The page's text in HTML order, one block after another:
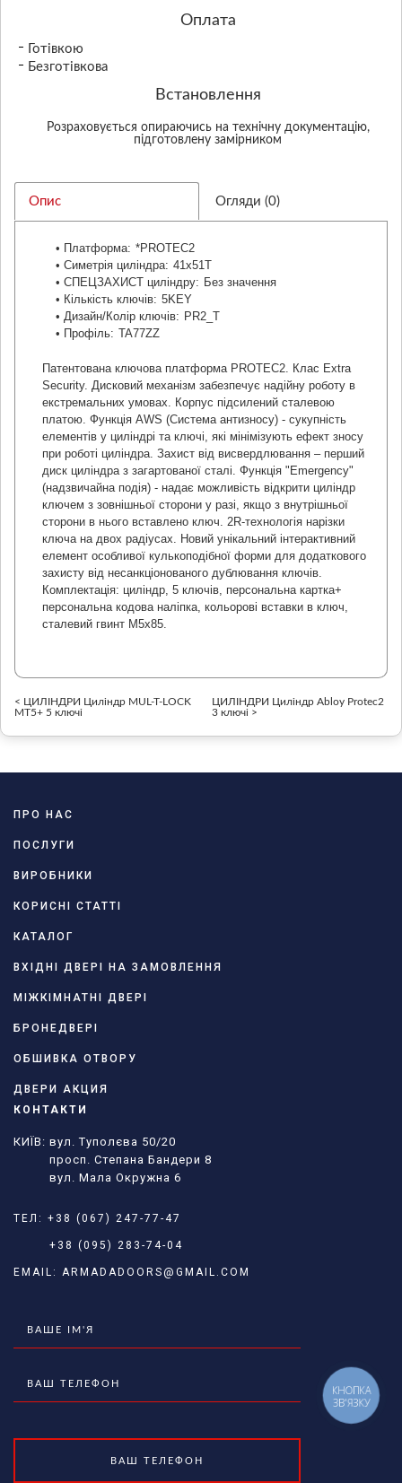
Оплата
Готівкою
Безготівкова
Встановлення
Розраховується опираючись на технічну документацію,
підготовлену замірником
Опис Огляди (0)
• Платформа: *PROTEC2
• Симетрія циліндра: 41x51T
• СПЕЦЗАХИСТ циліндру: Без значення
• Кількість ключів: 5KEY
• Дизайн/Колір ключів: PR2_T
• Профіль: TA77ZZ
Патентована ключова платформа PROTEC2. Клас Extra
Security. Дисковий механізм забезпечує надійну роботу в
екстремальних умовах. Корпус підсилений сталевою
платою. Функція AWS (Система антизносу) - сукупність
елементів у циліндрі та ключі, які мінімізують ефект зносу
при роботі циліндра. Захист від висвердлювання – перший
диск циліндра з загартованої сталі. Функція "Emergency"
(надзвичайна подія) - надає можливість відкрити циліндр
ключем з зовнішньої сторони у разі, якщо з внутрішньої
сторони в нього вставлено ключ. 2R-технологія нарізки
ключа на двох радіусах. Новий унікальний інтерактивний
елемент особливої кулькоподібної форми для додаткового
захисту від несанкціонованого дублювання ключів.
Комплектація: циліндр, 5 ключів, персональна картка+
персональна кодова наліпка, кольорові вставки в ключ,
сталевий гвинт М5х85.
< ЦИЛІНДРИ Циліндр MUL-T-LOCK
MT5+ 5 ключі
ЦИЛІНДРИ Циліндр Abloy Protec2
3 ключі >
ПРО НАС
ПОСЛУГИ
ВИРОБНИКИ
КОРИСНІ СТАТТІ
КАТАЛОГ
ВХІДНІ ДВЕРІ НА ЗАМОВЛЕННЯ
МІЖКІМНАТНІ ДВЕРІ
БРОНЕДВЕРІ
ОБШИВКА ОТВОРУ
ДВЕРИ АКЦИЯ
КОНТАКТИ
КИЇВ: вул. Туполєва 50/20
просп. Степана Бандери 8
вул. Мала Окружна 6
ТЕЛ: +38 (067) 247-77-47
+38 (095) 283-74-04
EMAIL: ARMADADOORS@GMAIL.COM
КНОПКА
ЗВ'ЯЗКУ